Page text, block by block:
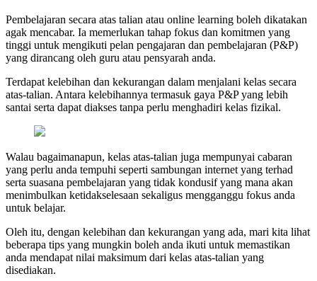
Pembelajaran secara atas talian atau online learning boleh dikatakan
agak mencabar. Ia memerlukan tahap fokus dan komitmen yang
tinggi untuk mengikuti pelan pengajaran dan pembelajaran (P&P)
yang dirancang oleh guru atau pensyarah anda.
Terdapat kelebihan dan kekurangan dalam menjalani kelas secara
atas-talian. Antara kelebihannya termasuk gaya P&P yang lebih
santai serta dapat diakses tanpa perlu menghadiri kelas fizikal.
Walau bagaimanapun, kelas atas-talian juga mempunyai cabaran
yang perlu anda tempuhi seperti sambungan internet yang terhad
serta suasana pembelajaran yang tidak kondusif yang mana akan
menimbulkan ketidakselesaan sekaligus mengganggu fokus anda
untuk belajar.
Oleh itu, dengan kelebihan dan kekurangan yang ada, mari kita lihat
beberapa tips yang mungkin boleh anda ikuti untuk memastikan
anda mendapat nilai maksimum dari kelas atas-talian yang
disediakan.